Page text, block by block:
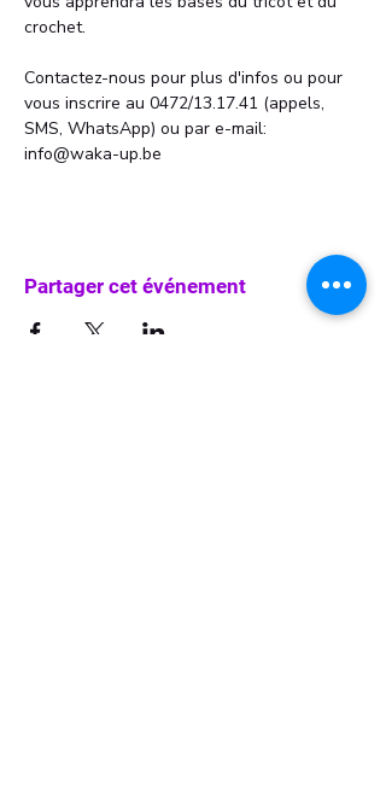
crochet.
Contactez-nous pour plus d'infos ou pour
vous inscrire au 0472/13.17.41 (appels,
SMS, WhatsApp) ou par e-mail:
info@waka-up.be
Partager cet événement